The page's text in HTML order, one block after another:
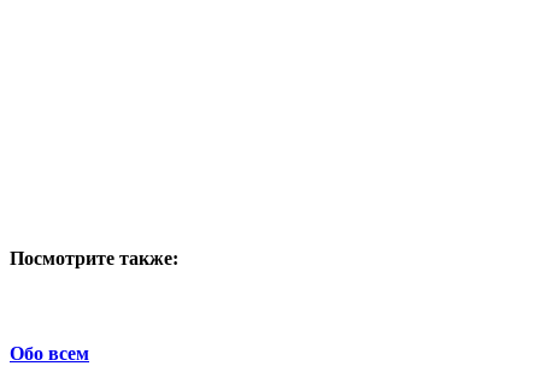
Посмотрите также:
Обо всем